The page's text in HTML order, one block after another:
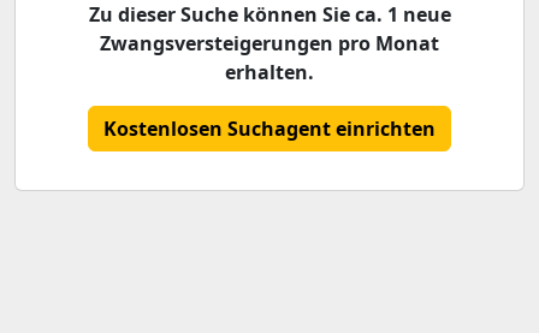
Zu dieser Suche können Sie ca. 1 neue
Zwangsversteigerungen pro Monat
erhalten.
Kostenlosen Suchagent einrichten